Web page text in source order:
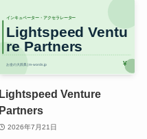
Lightspeed Venture
Partners
2026年7月21日